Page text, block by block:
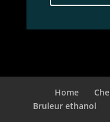
Home
Bruleur ethanol